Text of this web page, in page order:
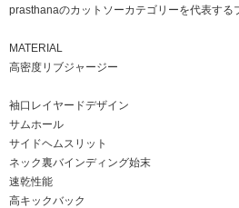
prasthanaのカットソーカテゴリーを代表する
MATERIAL
高密度リブジャージー
袖口レイヤードデザイン
サムホール
サイドヘムスリット
ネック裏バインディング始末
速乾性能
高キックバック